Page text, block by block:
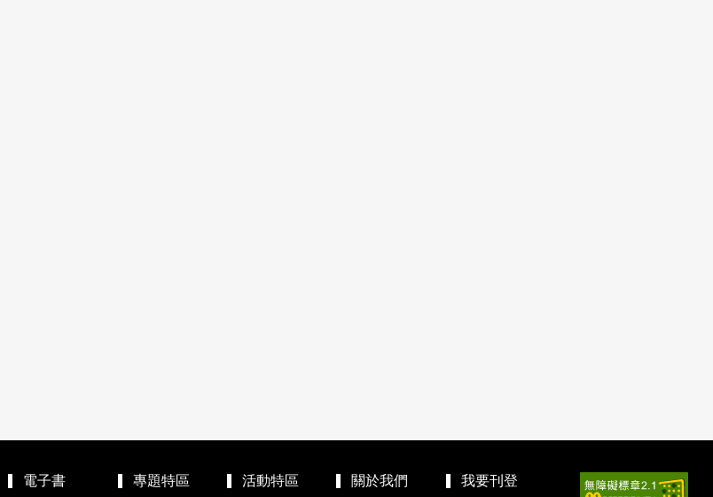
電子書 專題特區 活動特區 關於我們 我要刊登